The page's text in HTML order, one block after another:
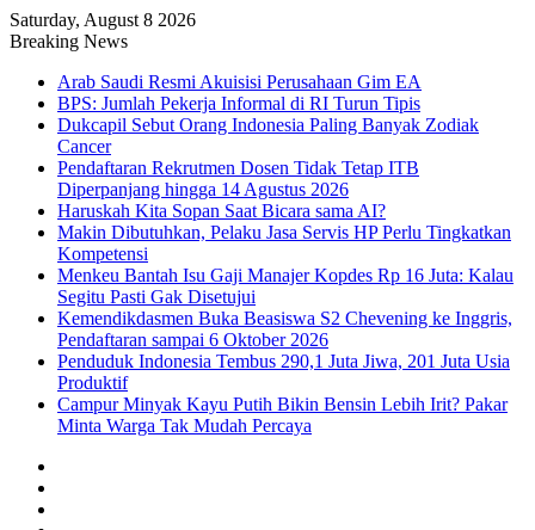
Saturday, August 8 2026
Breaking News
Arab Saudi Resmi Akuisisi Perusahaan Gim EA
BPS: Jumlah Pekerja Informal di RI Turun Tipis
Dukcapil Sebut Orang Indonesia Paling Banyak Zodiak
Cancer
Pendaftaran Rekrutmen Dosen Tidak Tetap ITB
Diperpanjang hingga 14 Agustus 2026
Haruskah Kita Sopan Saat Bicara sama AI?
Makin Dibutuhkan, Pelaku Jasa Servis HP Perlu Tingkatkan
Kompetensi
Menkeu Bantah Isu Gaji Manajer Kopdes Rp 16 Juta: Kalau
Segitu Pasti Gak Disetujui
Kemendikdasmen Buka Beasiswa S2 Chevening ke Inggris,
Pendaftaran sampai 6 Oktober 2026
Penduduk Indonesia Tembus 290,1 Juta Jiwa, 201 Juta Usia
Produktif
Campur Minyak Kayu Putih Bikin Bensin Lebih Irit? Pakar
Minta Warga Tak Mudah Percaya